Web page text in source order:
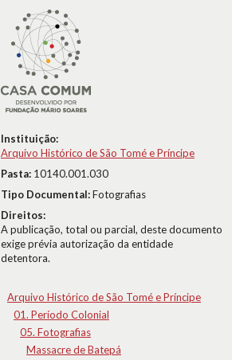
Instituição:
Arquivo Histórico de São Tomé e Príncipe
Pasta: 10140.001.030
Tipo Documental:Fotografias
Direitos:
A publicação, total ou parcial, deste documento
exige prévia autorização da entidade
detentora.
Arquivo Histórico de São Tomé e Príncipe
01. Período Colonial
05. Fotografias
Massacre de Batepá